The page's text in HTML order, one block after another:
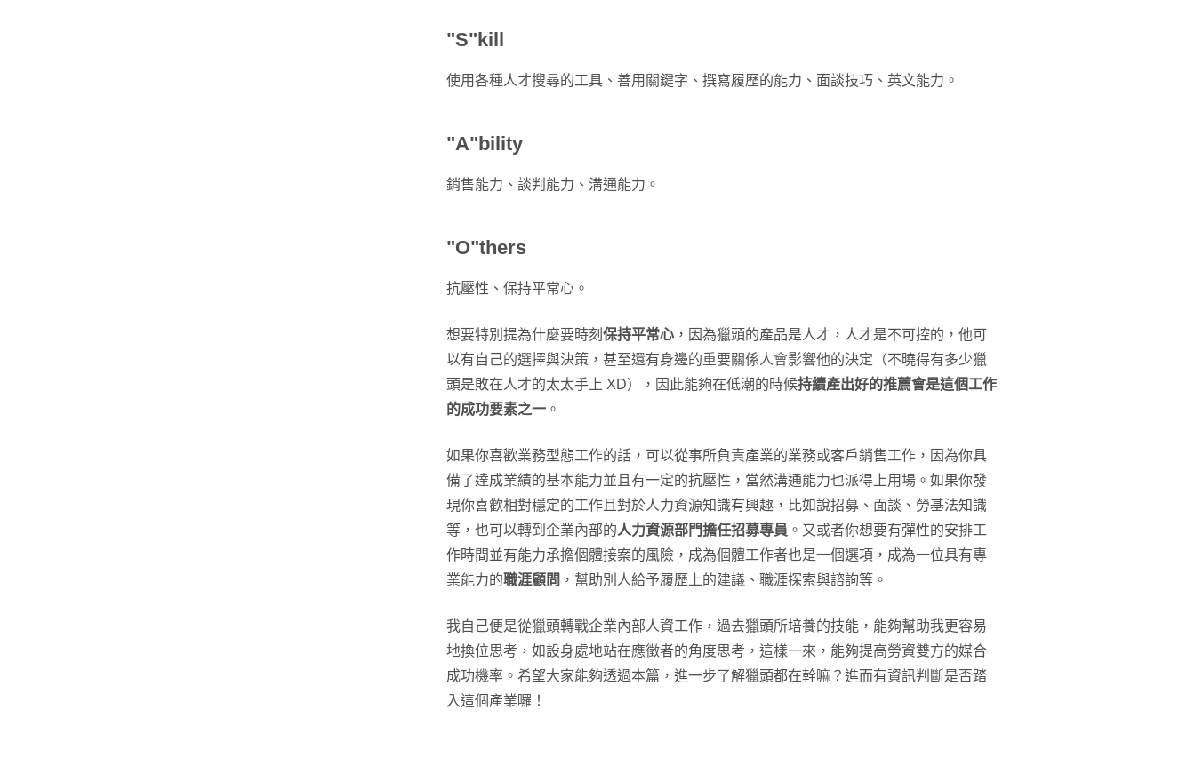
"S"kill
使用各種人才搜尋的工具、善用關鍵字、撰寫履歷的能力、面談技巧、英文能力。
"A"bility
銷售能力、談判能力、溝通能力。
"O"thers
抗壓性、保持平常心。
想要特別提為什麼要時刻 保持平常心 ，因為獵頭的產品是人才，人才是不可控的，他可
以有自己的選擇與決策，甚至還有身邊的重要關係人會影響他的決定（不曉得有多少獵
頭是敗在人才的太太手上 XD），因此能夠在低潮的時候持續產出好的推薦會是這個工作
的成功要素之一 。
如果你喜歡業務型態工作的話，可以從事所負責產業的業務或客戶銷售工作，因為你具
備了達成業績的基本能力並且有一定的抗壓性，當然溝通能力也派得上用場。如果你發
現你喜歡相對穩定的工作且對於人力資源知識有興趣，比如說招募、面談、勞基法知識
等，也可以轉到企業內部的人力資源部門擔任招募專員 。又或者你想要有彈性的安排工
作時間並有能力承擔個體接案的風險，成為個體工作者也是一個選項，成為一位具有專
業能力的職涯顧問 ，幫助別人給予履歷上的建議、職涯探索與諮詢等。
我自己便是從獵頭轉戰企業內部人資工作，過去獵頭所培養的技能，能夠幫助我更容易
地換位思考，如設身處地站在應徵者的角度思考，這樣一來，能夠提高勞資雙方的媒合
成功機率。希望大家能夠透過本篇，進一步了解獵頭都在幹嘛？進而有資訊判斷是否踏
入這個產業囉！